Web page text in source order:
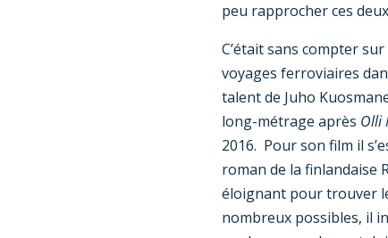
peu rapprocher ces
C’était sans compter
voyages ferroviaires
talent de Juho
long-métrage après Olli
2016. Pour son film il
roman de la finlandaise
éloignant pour trouver
nombreux possibles, il